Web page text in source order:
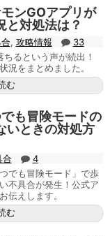
モンGOアプリが
と対処法は？
, 攻略情報
33
るという声が続出！
況をまとめました。
む
でも冒険モードの
いときの対処方
合
4
でも冒険モード」で歩
不具合が発生！公式ア
伝えします。
む